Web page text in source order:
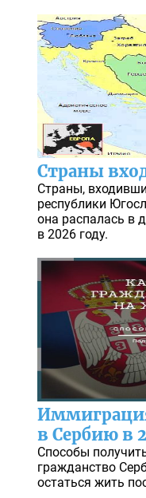
Страны
Страны,
республики
она распалась в
в 2026 году.
в Сербию в
Способы
гражданство
остаться жить